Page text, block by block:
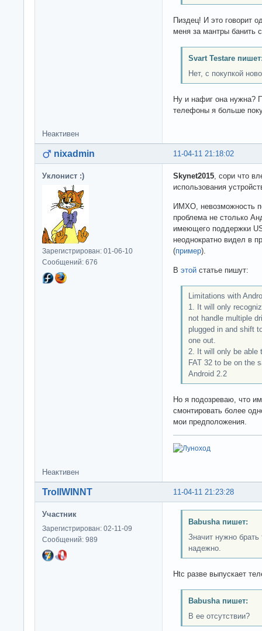
Пиздец! И это говорит
меня за мантры банить
Svart Testare
Нет, с покупкой
Ну и нафиг она нужна?
телефоны я больше
Неактивен
11-04-11 21:18:02
nixadmin
Уклонист :)
Зарегистрирован: 01-06-10
Сообщений: 676
Skynet2015, сори что
использования
ИМХО, невозможность
проблема не столько
имеющего поддержки
неоднократно видел в
(пример).
В этой статье пишут:
Limitations with
1. It will only
not handle multiple
plugged in and shift
one out.
2. It will only be able
FAT 32 to be on the
Android 2.2
Но я подозреваю, что
смонтировать более
мои предположения.
Неактивен
11-04-11 21:23:28
TrollWINNT
Участник
Зарегистрирован: 02-11-09
Сообщений: 989
Babusha пишет:
Значит нужно
надежно.
Htc разве выпускает
Babusha пишет:
В ее отсутствии?